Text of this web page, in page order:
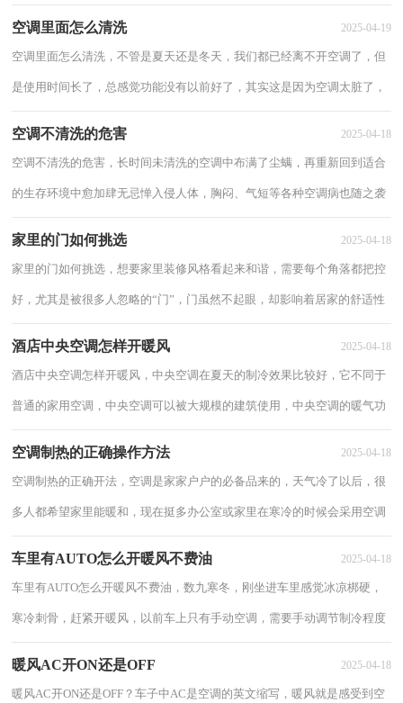
空调里面怎么清洗 2025-04-19
空调里面怎么清洗，不管是夏天还是冬天，我们都已经离不开空调了，但
是使用时间长了，总感觉功能没有以前好了，其实这是因为空调太脏了，
空调不清洗的危害 2025-04-18
空调不清洗的危害，长时间未清洗的空调中布满了尘螨，再重新回到适合
的生存环境中愈加肆无忌惮入侵人体，胸闷、气短等各种空调病也随之袭
家里的门如何挑选 2025-04-18
家里的门如何挑选，想要家里装修风格看起来和谐，需要每个角落都把控
好，尤其是被很多人忽略的“门”，门虽然不起眼，却影响着居家的舒适性
酒店中央空调怎样开暖风 2025-04-18
酒店中央空调怎样开暖风，中央空调在夏天的制冷效果比较好，它不同于
普通的家用空调，中央空调可以被大规模的建筑使用，中央空调的暖气功
空调制热的正确操作方法 2025-04-18
空调制热的正确开法，空调是家家户户的必备品来的，天气冷了以后，很
多人都希望家里能暖和，现在挺多办公室或家里在寒冷的时候会采用空调
车里有AUTO怎么开暖风不费油 2025-04-18
车里有AUTO怎么开暖风不费油，数九寒冬，刚坐进车里感觉冰凉梆硬，
寒冷刺骨，赶紧开暖风，以前车上只有手动空调，需要手动调节制冷程度
暖风AC开ON还是OFF 2025-04-18
暖风AC开ON还是OFF？车子中AC是空调的英文缩写，暖风就是感受到空